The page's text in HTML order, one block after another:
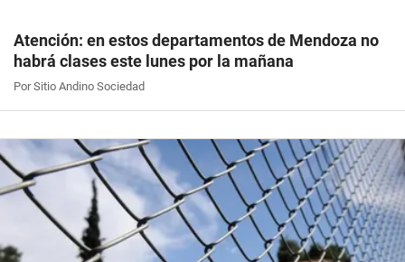
Atención: en estos departamentos de Mendoza no
habrá clases este lunes por la mañana
Por Sitio Andino Sociedad